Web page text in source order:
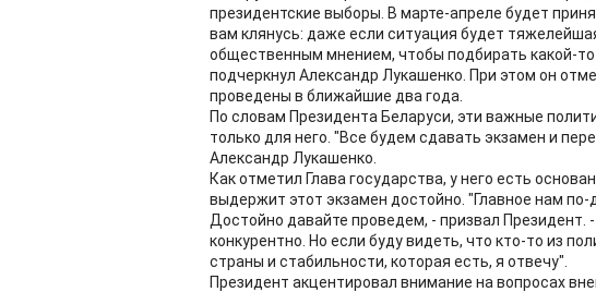
президентские выборы. В марте-апреле будет
вам клянусь: даже если ситуация будет
общественным мнением, чтобы подбирать какой-
подчеркнул Александр Лукашенко. При этом он
проведены в ближайшие два года.
По словам Президента Беларуси, эти важные
только для него. "Все будем сдавать экзамен и
Александр Лукашенко.
Как отметил Глава государства, у него есть
выдержит этот экзамен достойно. "Главное нам по-
Достойно давайте проведем, - призвал Президент.
конкурентно. Но если буду видеть, что кто-то из
страны и стабильности, которая есть, я отвечу".
Президент акцентировал внимание на вопросах